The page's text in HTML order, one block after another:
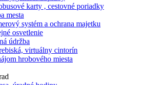
karty , cestovné poriadky
mesta
systém a ochrana majetku
osvetlenie
údržba
virtuálny cintorín
hrobového miesta